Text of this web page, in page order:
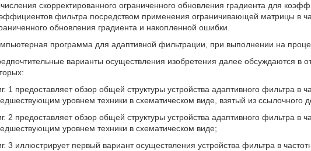
скорректированного ограниченного обновления градиента для
фильтра посредством применения ограничивающей матрицы в
обновления градиента и накопленной ошибки.
программа для адаптивной фильтрации, при выполнении на
варианты осуществления изобретения далее обсуждаются в
1 предоставляет обзор общей структуры устройства адаптивного фильтра в
уровнем техники в схематическом виде, взятый из ссылочного
2 предоставляет обзор общей структуры устройства адаптивного фильтра в
уровнем техники в схематическом виде;
3 иллюстрирует первый вариант осуществления устройства фильтра в